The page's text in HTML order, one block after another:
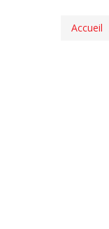
Accueil